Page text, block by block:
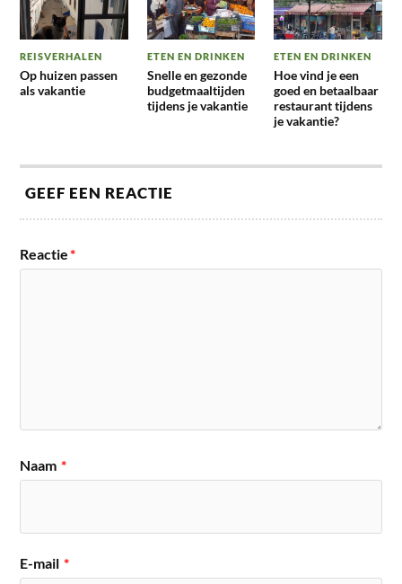
REISVERHALEN
Op huizen passen
als vakantie
ETEN EN DRINKEN
Snelle en gezonde
budgetmaaltijden
tijdens je vakantie
ETEN EN DRINKEN
Hoe vind je een
goed en betaalbaar
restaurant tijdens
je vakantie?
GEEF EEN REACTIE
Reactie*
Naam *
E-mail *